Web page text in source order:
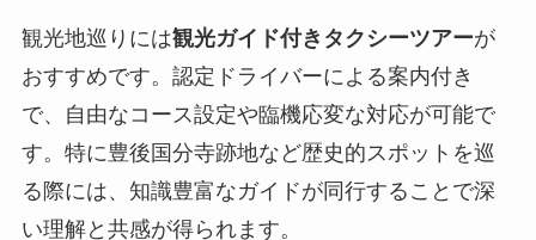
観光地巡りには観光ガイド付きタクシーツアーが
おすすめです。認定ドライバーによる案内付き
で、自由なコース設定や臨機応変な対応が可能で
す。特に豊後国分寺跡地など歴史的スポットを巡
る際には、知識豊富なガイドが同行することで深
い理解と共感が得られます。